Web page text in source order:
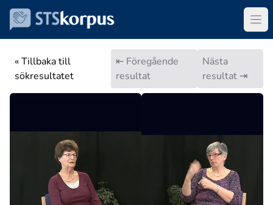
« Tillbaka till
sökresultatet
⇤ Föregående
resultat
Nästa
resultat ⇥